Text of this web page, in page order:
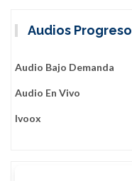
Audios Progreso
Audio Bajo Demanda
Audio En Vivo
Ivoox